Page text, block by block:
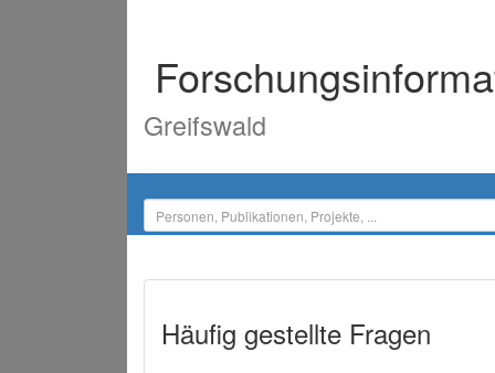
Greifswald
Häufig gestellte Fragen